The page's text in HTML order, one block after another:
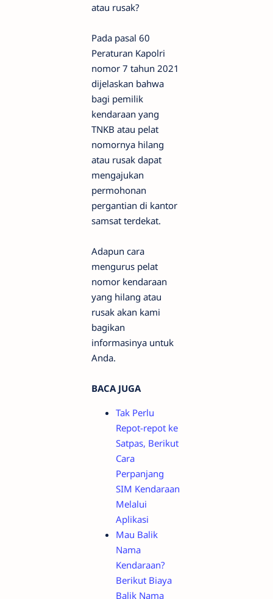
atau rusak?
Pada pasal 60
Peraturan Kapolri
nomor 7 tahun 2021
dijelaskan bahwa
bagi pemilik
kendaraan yang
TNKB atau pelat
nomornya hilang
atau rusak dapat
mengajukan
permohonan
pergantian di kantor
samsat terdekat.
Adapun cara
mengurus pelat
nomor kendaraan
yang hilang atau
rusak akan kami
bagikan
informasinya untuk
Anda.
BACA JUGA
Tak Perlu
Repot-repot ke
Satpas, Berikut
Cara
Perpanjang
SIM Kendaraan
Melalui
Aplikasi
Mau Balik
Nama
Kendaraan?
Berikut Biaya
Balik Nama